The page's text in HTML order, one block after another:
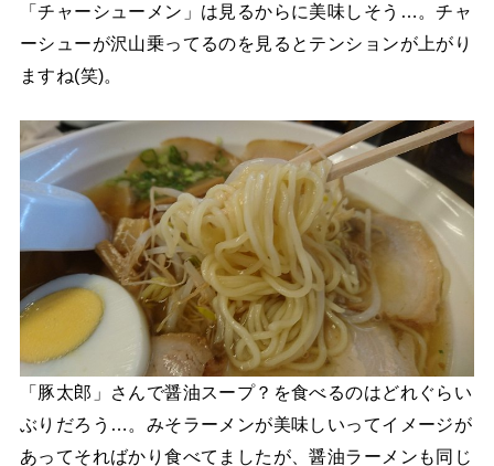
「チャーシューメン」は見るからに美味しそう…。チャ
ーシューが沢山乗ってるのを見るとテンションが上がり
ますね(笑)。
「豚太郎」さんで醤油スープ？を食べるのはどれぐらい
ぶりだろう…。みそラーメンが美味しいってイメージが
あってそればかり食べてましたが、醤油ラーメンも同じ